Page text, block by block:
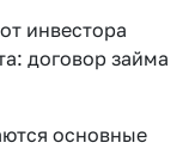
инвестора
договор займа
основные